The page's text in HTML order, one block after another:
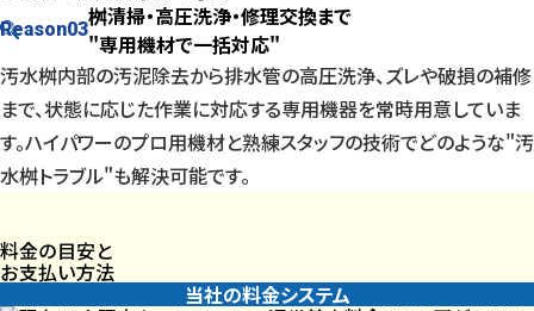
Reason03桝清掃・高圧洗浄・修理交換まで
"専用機材で一括対応"
汚水桝内部の汚泥除去から排水管の高圧洗浄、ズレや破損の補修
まで、状態に応じた作業に対応する専用機器を常時用意していま
す。ハイパワーのプロ用機材と熟練スタッフの技術でどのような"汚
水桝トラブル"も解決可能です。
料金の目安と
お支払い方法
当社の料金システム